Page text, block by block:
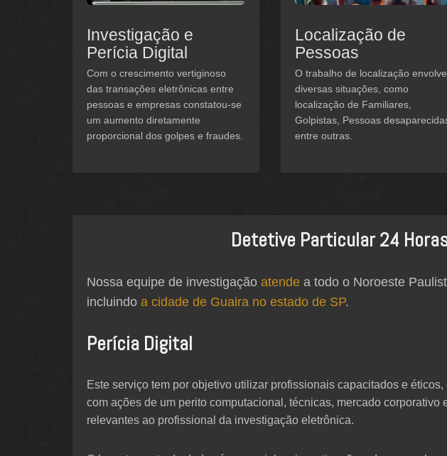
Investigação e
Perícia Digital
Com o crescimento vertiginoso
das transações eletrônicas entre
pessoas e empresas constatou-se
um aumento diretamente
proporcional dos golpes e fraudes.
Localização de
Pessoas
O trabalho de localização envolve
diversas situações, como
localização de Familiares,
Golpistas, Pessoas
entre outras.
Detetive Particular 24
Nossa equipe de investigação atende a todo o Noroeste
incluindo a cidade de Guaira no estado de SP.
Perícia Digital
Este serviço tem por objetivo utilizar profissionais capacitados e
com ações de um perito computacional, técnicas, mercado
relevantes ao profissional da investigação eletrônica.